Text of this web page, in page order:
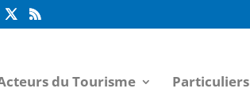
du Tourisme Particuliers